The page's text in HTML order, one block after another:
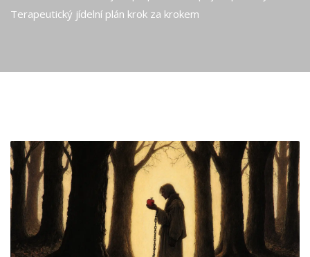
Terapeutický jídelní plán krok za krokem